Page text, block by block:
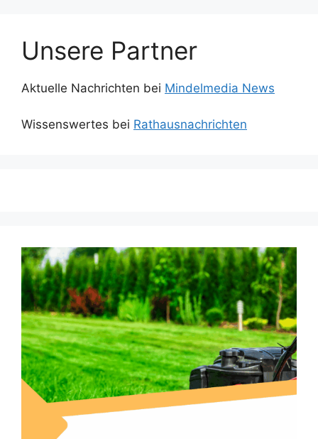
Unsere Partner
Aktuelle Nachrichten bei Mindelmedia News
Wissenswertes bei Rathausnachrichten